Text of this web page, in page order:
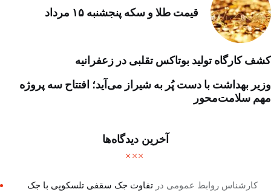
قیمت طلا و سکه پنجشنبه ۱۵ مرداد
کشف کارگاه تولید بوتاکس تقلبی در زعفرانیه
وزیر بهداشت با دست پُر به شیراز می‌آید؛ افتتاح سه پروژه
مهم سلامت‌محور
آخرین دیدگاه‌ها
کارشناس روابط عمومی درتفاوت جک سقفی تلسکوپی با جک